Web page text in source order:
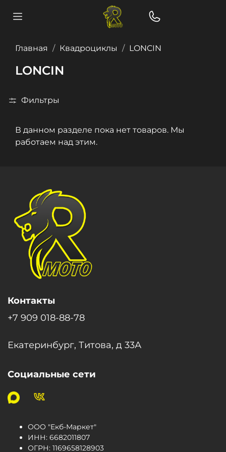
Главная Квадроциклы LONCIN
LONCIN
Фильтры
В данном разделе пока нет товаров. Мы
работаем над этим.
Контакты
+7 909 018-88-78
Екатеринбург, Титова, д 33А
Социальные сети
ООО "Екб-Маркет"
ИНН: 6682011807
ОГРН: 1169658128903